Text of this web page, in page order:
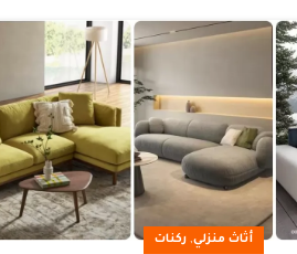
أثاث منزلي,ركنات